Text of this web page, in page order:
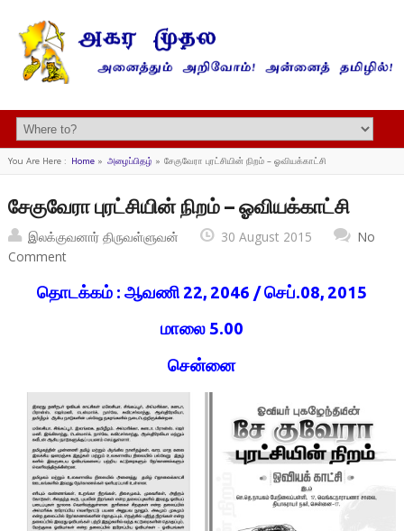
You Are Here : Home» அழைப்பிதழ் » சேகுவேரா புரட்சியின் நிறம் – ஓவியக்காட்சி
சேகுவேரா புரட்சியின் நிறம் – ஓவியக்காட்சி
இலக்குவனார் திருவள்ளுவன் 30 August 2015
No
Comment
தொடக்கம் : ஆவணி 22, 2046 / செப்.08, 2015
மாலை 5.00
சென்னை